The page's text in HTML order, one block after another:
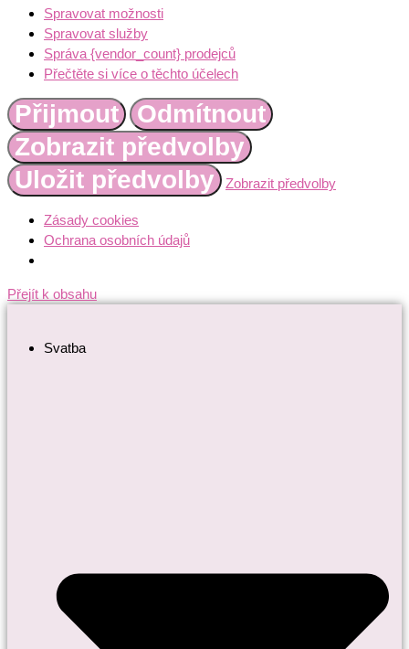
Spravovat možnosti
Spravovat služby
Správa {vendor_count} prodejců
Přečtěte si více o těchto účelech
Přijmout
Odmítnout
Zobrazit předvolby
Uložit předvolby
Zobrazit předvolby
Zásady cookies
Ochrana osobních údajů
Přejít k obsahu
Svatba